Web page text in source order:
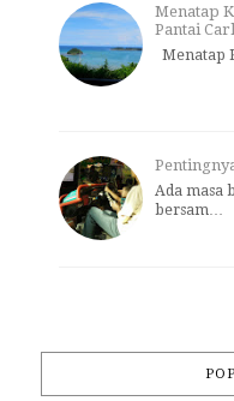
Menatap
Pantai
Menatap
Ada masa
bersam…